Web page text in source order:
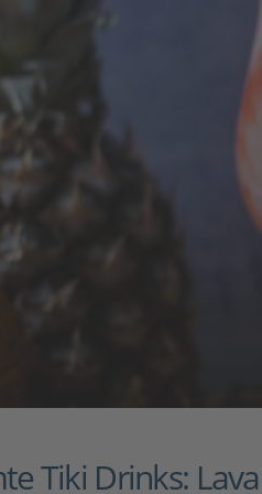
Tiki Drinks: